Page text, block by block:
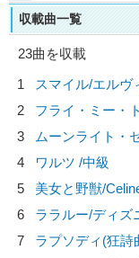
収載曲一覧
23曲を収載
1
スマイル/エルヴ
2
フライ・ミー・
3
ムーンライト・
4
ワルツ /中級
5
美女と野獣/
6
ララルー/ディズ
7
ラプソディ(狂詩